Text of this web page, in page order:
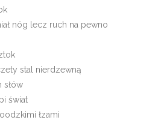
nóg lecz ruch na pewno
stal nierdzewną
słów
świat
łzami